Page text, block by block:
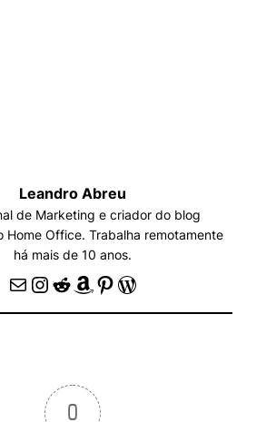
Leandro Abreu
de Marketing e criador do blog
Home Office. Trabalha remotamente
há mais de 10 anos.
E-mail Instagram Reddit Amazon Pinterest WordPress
0